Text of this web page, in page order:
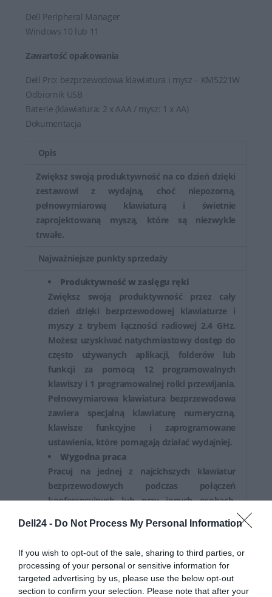
Dell24 - Do Not Process My Personal Information
If you wish to opt-out of the sale, sharing to third parties, or
processing of your personal or sensitive information for
targeted advertising by us, please use the below opt-out
section to confirm your selection. Please note that after your
Dell Peripheral Manager
Windows 10 lub 11
Zawartość opakowania
Dell Pro: bezprzewodowa klawiatura i mysz – KM5221W
Odbiornik USB
Baterie (klawiatura: 2 x AAA / mysz: 1 x AA)
Dokumentacja
Opis
Zwiększ swoją produktywność na co dzień dzięki
zestawowi z wydajną, choć niepozorną,
pełnowymiarową klawiaturą i świetnie
zaprojektowaną myszą, które są niezwykle
trwałe.
Najważniejsze punkty sprzedaży
Produktywność w zasięgu ręki
Zwiększ swoją produktywność przez cały
dzień dzięki bezprzewodowej klawiaturze i
myszy z trybem łączności radiowej 2.4 GHz.
Możesz uzyskiwać natychmiastowy dostęp do
często używanych aplikacji, folderów lub
funkcji za pomocą 12 programowalnych
klawiszy i 1 programowalnej rolki przewijania.
Pełnowymiarowa klawiatura bezprzewodowa
zawiera specjalną klawiaturę numeryczną,
klawisze funkcyjne i zaprogramowane
ustawienia, które pomagają działać wydajniej.
Wygodna praca
Pracuj na jednej z najcichszych klawiatur
bezprzewodowych podczas połączeń
konferencyjnych lub przy innych osobach.
mogą z niej korzystać zarówno lewo-, jak i
możesz regulować nachylenie klawiatury pod
2 kątami, aby ustawić ją w idealnej pozycji do
wygodnego pisania.